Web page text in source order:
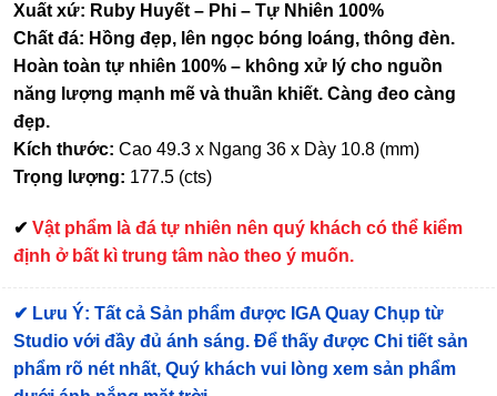
Xuất xứ: Ruby Huyết – Phi – Tự Nhiên 100%
Chất đá: Hồng đẹp, lên ngọc bóng loáng, thông đèn.
Hoàn toàn tự nhiên 100% – không xử lý cho nguồn
năng lượng mạnh mẽ và thuần khiết. Càng đeo càng
đẹp.
Kích thước: Cao 49.3 x Ngang 36 x Dày 10.8 (mm)
Trọng lượng: 177.5 (cts)
✔ Vật phẩm là đá tự nhiên nên quý khách có thể kiểm
định ở bất kì trung tâm nào theo ý muốn.
✔ Lưu Ý: Tất cả Sản phẩm được IGA Quay Chụp từ
Studio với đầy đủ ánh sáng. Để thấy được Chi tiết sản
phẩm rõ nét nhất, Quý khách vui lòng xem sản phẩm